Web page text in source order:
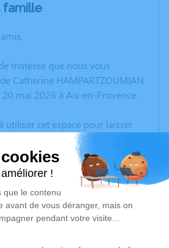
famille
tristesse que nous vous
Catherine HAMPARTZOUMIAN
mai 2026 à Aix-en-Provence.
utiliser cet espace pour laisser
des photos souvenirs, une
vos pensées à travers des
Cet endroit est un lieu
honorer la mémoire de Catherine
d’arbre hommage est